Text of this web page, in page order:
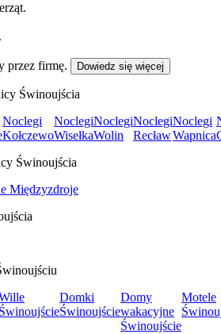
przez firmę.
Dowiedz się więcej
Świnoujścia
Noclegi
Kołczewo
Noclegi
Wisełka
Noclegi
Wolin
Noclegi
Recław
Noclegi
Wapnica
Świnoujścia
Międzyzdroje
Świnoujście
Domki
Świnoujście
Domy
wakacyjne
Świnoujście
Motele